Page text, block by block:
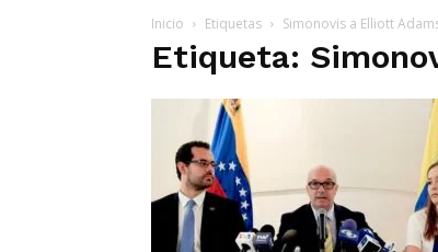
Inicio Etiquetas Simonovis a Elliott
Etiqueta: